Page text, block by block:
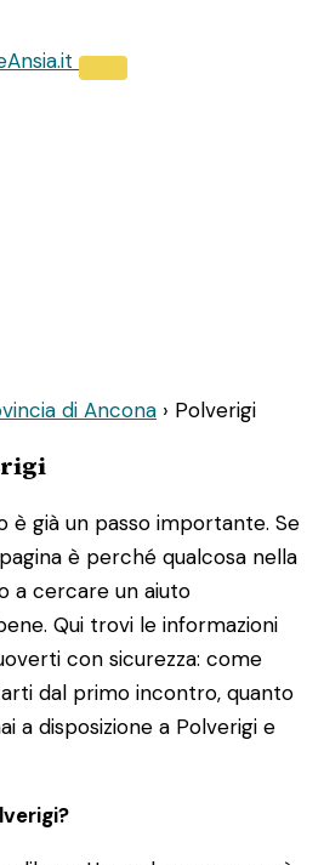
di Ancona › Polverigi
è già un passo importante. Se
è perché qualcosa nella
a cercare un aiuto
Qui trovi le informazioni
con sicurezza: come
dal primo incontro, quanto
a disposizione a Polverigi e